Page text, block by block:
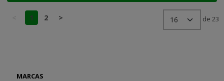
MARCAS
1 2 > de 23